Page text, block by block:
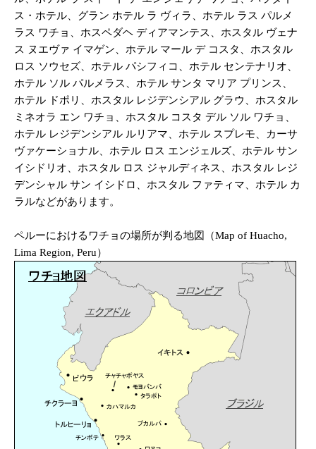
ス・ホテル、グラン ホテル ラ ヴィラ、ホテル ラス パルメ
ラス ワチョ、ホスペダヘ ディアマンテス、ホスタル ヴェナ
ス ヌエヴァ イマゲン、ホテル マール デ コスタ、ホスタル
ロス ソウセズ、ホテル パシフィコ、ホテル センテナリオ、
ホテル ソル パルメラス、ホテル サンタ マリア プリンス、
ホテル ドポリ、ホスタル レジデンシアル グラウ、ホスタル
ミネオラ エン ワチョ、ホスタル コスタ デル ソル ワチョ、
ホテル レジデンシアル ルリアマ、ホテル スプレモ、カーサ
ヴァケーショナル、ホテル ロス エンジェルズ、ホテル サン
イシドリオ、ホスタル ロス ジャルディネス、ホスタル レジ
デンシャル サン イシドロ、ホスタル ファティマ、ホテル カ
ラルなどがあります。
ペルーにおけるワチョの場所が判る地図（Map of Huacho,
Lima Region, Peru）